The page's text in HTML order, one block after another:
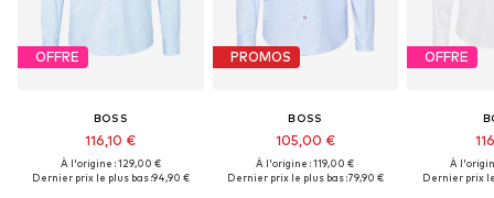
OFFRE
BOSS
116,10 €
À l'origine : 129,00 €
Dernier prix le plus bas :94,90 €
PROMOS
BOSS
105,00 €
À l'origine : 119,00 €
Dernier prix le plus bas :79,90 €
OFFRE
À
Dernier prix